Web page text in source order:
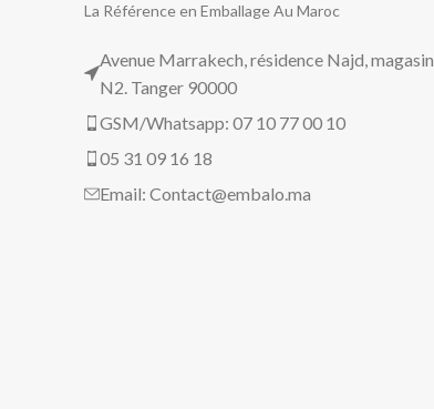
La Référence en Emballage Au Maroc
Avenue Marrakech, résidence Najd, magasin
N2. Tanger 90000
GSM/Whatsapp: 07 10 77 00 10
05 31 09 16 18
Email: Contact@embalo.ma